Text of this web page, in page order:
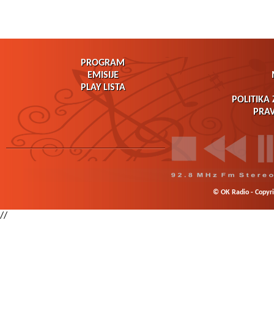
PROGRAM
EMISIJE
PLAY LISTA
POLITIKA
© OK Radio -
//